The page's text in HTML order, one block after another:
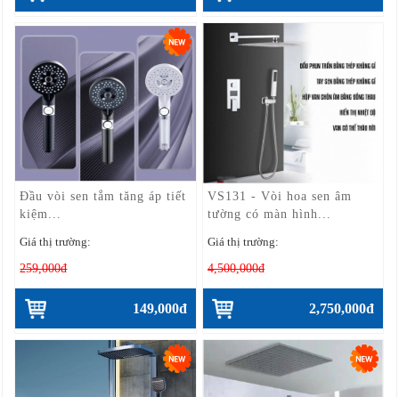
Đầu vòi sen tắm tăng áp tiết
kiệm...
Giá thị trường:
259,000đ
149,000đ
VS131 - Vòi hoa sen âm
tường có màn hình...
Giá thị trường:
4,500,000đ
2,750,000đ